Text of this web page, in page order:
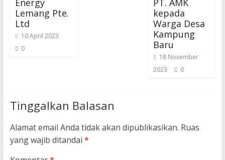
Energy
Lemang Pte.
Ltd
10 April 2023
0
PT. AMK
kepada
Warga Desa
Kampung
Baru
18 November
2023
0
Tinggalkan Balasan
Alamat email Anda tidak akan dipublikasikan. Ruas
yang wajib ditandai *